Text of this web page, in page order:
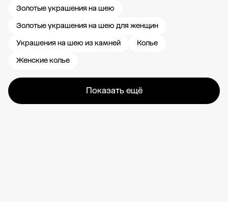
Золотые украшения на шею
Золотые украшения на шею для женщин
Украшения на шею из камней
Колье
Женские колье
Показать ещё